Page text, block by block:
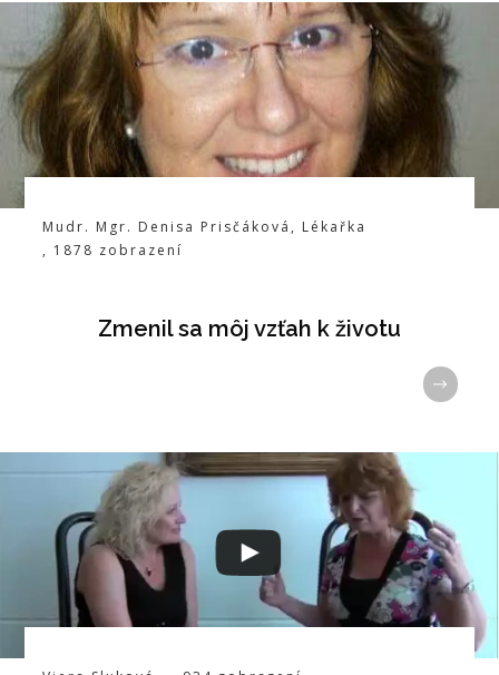
Mudr. Mgr. Denisa Prisčáková , Lékařka
, 1878 zobrazení
Zmenil sa môj vzťah k životu